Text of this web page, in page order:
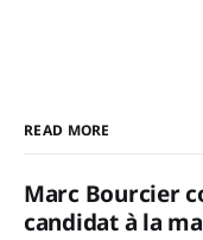
READ MORE
Marc Bourcier
candidat à la